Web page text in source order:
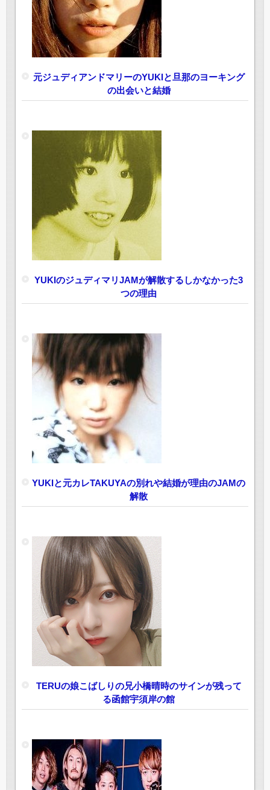
元ジュディアンドマリーのYUKIと旦那のヨーキング
の出会いと結婚
YUKIのジュディマリJAMが解散するしかなかった3
つの理由
YUKIと元カレTAKUYAの別れや結婚が理由のJAMの
解散
TERUの娘こばしりの兄小橋晴時のサインが残って
る函館宇須岸の館